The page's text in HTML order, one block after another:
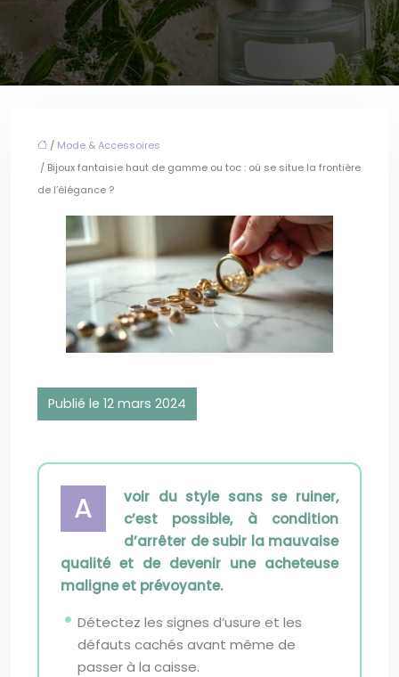
/ Mode & Accessoires
/ Bijoux fantaisie haut de gamme ou toc : où se situe la frontière
de l’élégance ?
Publié le 12 mars 2024
A
voir du style sans se ruiner,
c’est possible, à condition
d’arrêter de subir la mauvaise
qualité et de devenir une acheteuse
maligne et prévoyante.
Détectez les signes d’usure et les
défauts cachés avant même de
passer à la caisse.